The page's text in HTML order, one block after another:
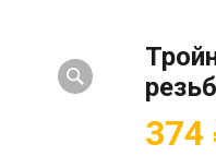
374